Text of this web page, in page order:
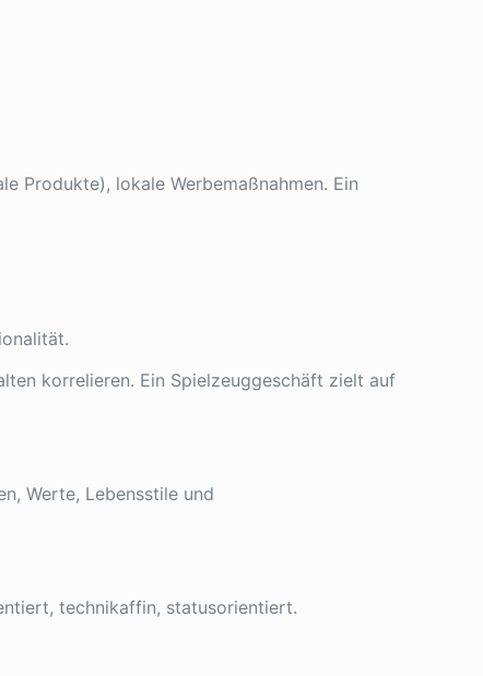
Produkte), lokale Werbemaßnahmen. Ein
korrelieren. Ein Spielzeuggeschäft zielt auf
Werte, Lebensstile und
technikaffin, statusorientiert.